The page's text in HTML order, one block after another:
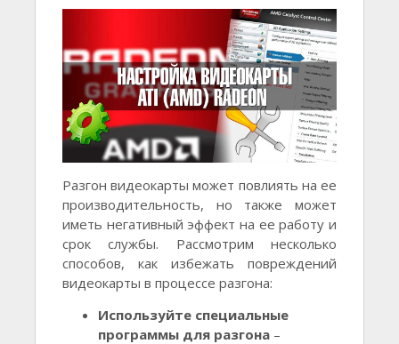
Разгон видеокарты может повлиять на ее
производительность, но также может
иметь негативный эффект на ее работу и
срок службы. Рассмотрим несколько
способов, как избежать повреждений
видеокарты в процессе разгона:
Используйте специальные
программы для разгона –